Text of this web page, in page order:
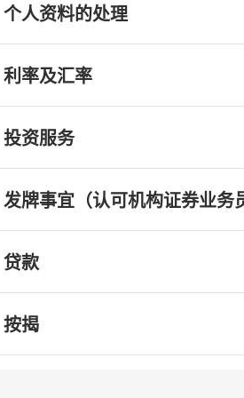
个人资料的处理
利率及汇率
投资服务
发牌事宜（认可机构证券业务
贷款
按揭